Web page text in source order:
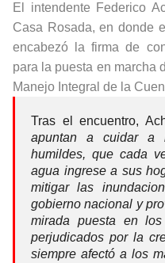
El intendente Federico
Casa Rosada, en donde
encabezó la firma de
para la puesta en marcha
Manejo Integral de la
Tras el encuentro,
apuntan a cuidar a
humildes, que cada
agua ingrese a sus
mitigar las
gobierno nacional y
mirada puesta en
perjudicados por la
siempre afectó a los